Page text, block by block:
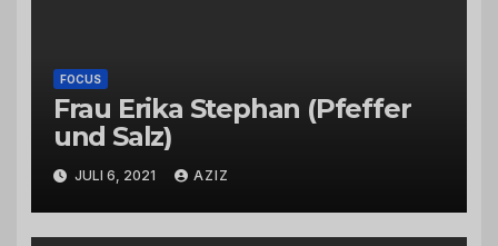
FOCUS
Frau Erika Stephan (Pfeffer
und Salz)
JULI 6, 2021 AZIZ